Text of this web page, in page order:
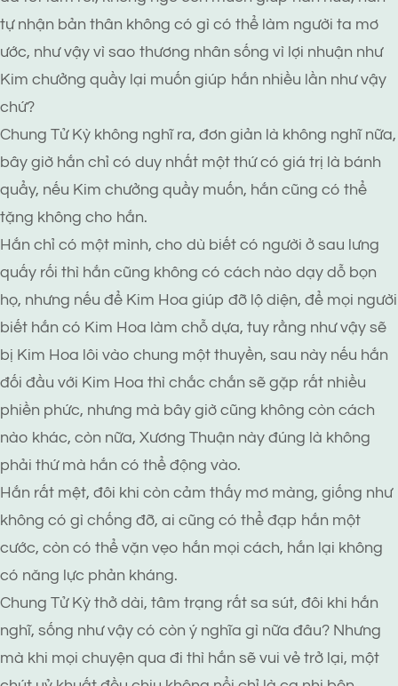
tự nhận bản thân không có gì có thể làm người ta mơ
ước, như vậy vì sao thương nhân sống vì lợi nhuận như
Kim chưởng quầy lại muốn giúp hắn nhiều lần như vậy
chứ?
Chung Tử Kỳ không nghĩ ra, đơn giản là không nghĩ nữa,
bây giờ hắn chỉ có duy nhất một thứ có giá trị là bánh
quẩy, nếu Kim chưởng quầy muốn, hắn cũng có thể
tặng không cho hắn.
Hắn chỉ có một mình, cho dù biết có người ở sau lưng
quấy rối thì hắn cũng không có cách nào dạy dỗ bọn
họ, nhưng nếu để Kim Hoa giúp đỡ lộ diện, để mọi người
biết hắn có Kim Hoa làm chỗ dựa, tuy rằng như vậy sẽ
bị Kim Hoa lôi vào chung một thuyền, sau này nếu hắn
đối đầu với Kim Hoa thì chắc chắn sẽ gặp rất nhiều
phiền phức, nhưng mà bây giờ cũng không còn cách
nào khác, còn nữa, Xương Thuận này đúng là không
phải thứ mà hắn có thể động vào.
Hắn rất mệt, đôi khi còn cảm thấy mơ màng, giống như
không có gì chống đỡ, ai cũng có thể đạp hắn một
cước, còn có thể vặn vẹo hắn mọi cách, hắn lại không
có năng lực phản kháng.
Chung Tử Kỳ thở dài, tâm trạng rất sa sút, đôi khi hắn
nghĩ, sống như vậy có còn ý nghĩa gì nữa đâu? Nhưng
mà khi mọi chuyện qua đi thì hắn sẽ vui vẻ trở lại, một